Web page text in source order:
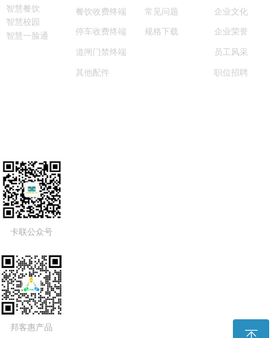
智慧餐饮
智慧校园
智慧一脸通
餐饮收费终端
停车收费终端
道闸门禁终端
其他配件
常见问题
规格下载
企业文化
企业荣誉
员工风采
职位招聘
卡联公众号
邦客惠产品